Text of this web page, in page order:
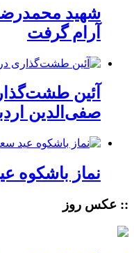
شهید
آرام گرفت
آئین
صفی‌الدین
نماز باشکوه
:: عکس روز